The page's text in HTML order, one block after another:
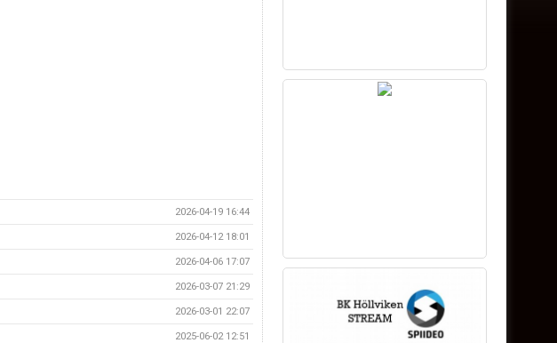
2026-04-19 16:44
2026-04-12 18:01
2026-04-06 17:07
2026-03-07 21:29
2026-03-01 22:07
2025-06-02 12:51